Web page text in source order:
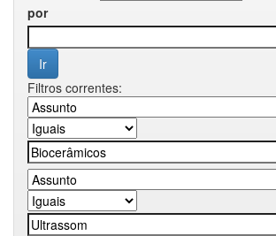
por
Filtros correntes: